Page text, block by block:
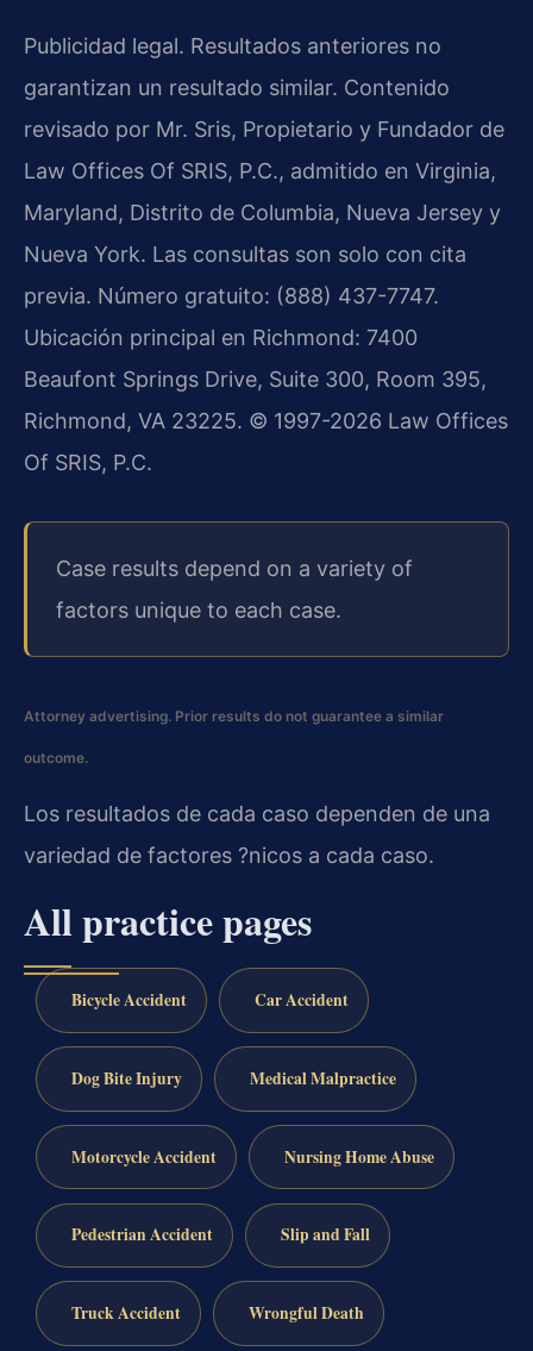
Publicidad legal. Resultados anteriores no
garantizan un resultado similar. Contenido
revisado por Mr. Sris, Propietario y Fundador de
Law Offices Of SRIS, P.C., admitido en Virginia,
Maryland, Distrito de Columbia, Nueva Jersey y
Nueva York. Las consultas son solo con cita
previa. Número gratuito: (888) 437-7747.
Ubicación principal en Richmond: 7400
Beaufont Springs Drive, Suite 300, Room 395,
Richmond, VA 23225. © 1997-2026 Law Offices
Of SRIS, P.C.
Case results depend on a variety of
factors unique to each case.
Attorney advertising. Prior results do not guarantee a similar
outcome.
Los resultados de cada caso dependen de una
variedad de factores ?nicos a cada caso.
All practice pages
Bicycle Accident Car Accident
Dog Bite Injury Medical Malpractice
Motorcycle Accident Nursing Home Abuse
Pedestrian Accident Slip and Fall
Truck Accident Wrongful Death